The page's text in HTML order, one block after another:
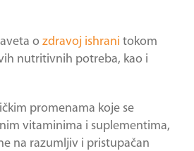
o zdravoj ishrani tokom
nutritivnih potreba, kao i
promenama koje se
vitaminima i suplementima,
na razumljiv i pristupačan